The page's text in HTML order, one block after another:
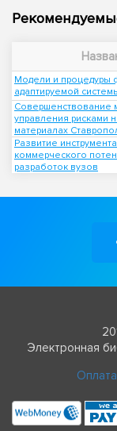
Модели и процедуры
адаптируемой
Совершенствование
управления рисками
материалах
Развитие
коммерческого
разработок вузов
Электронная